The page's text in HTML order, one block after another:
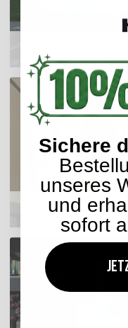
Sichere
unseres
und
sofort